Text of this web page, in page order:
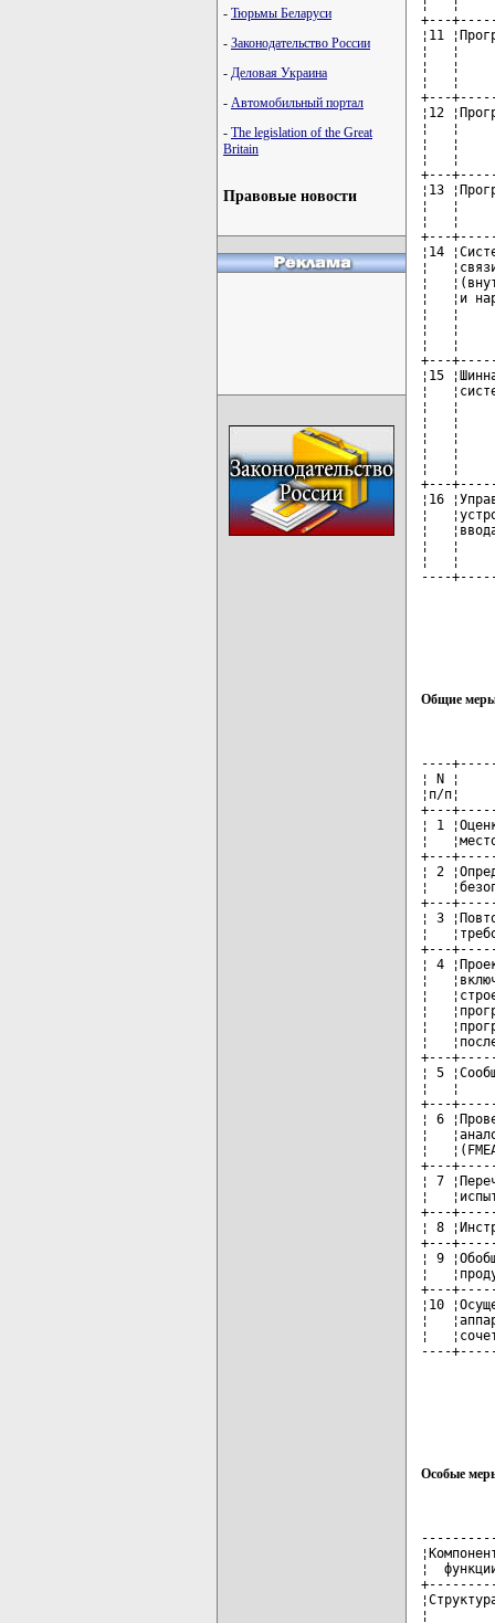
- Тюрьмы Беларуси
- Законодательство России
- Деловая Украина
- Автомобильный портал
- The legislation of the Great
Britain
Правовые новости
¦   ¦
+---
¦11
¦   ¦
¦   ¦
¦   ¦
+---
¦12
¦   ¦
¦   ¦
¦   ¦
+---
¦13
¦   ¦
¦   ¦
+---
¦14
¦
¦
¦   ¦и
¦   ¦
¦   ¦
¦   ¦
+---
¦15
¦
¦   ¦
¦   ¦
¦   ¦
¦   ¦
¦   ¦
+---
¦16
¦
¦
¦   ¦
¦   ¦
----
Общие меры
----
¦ N ¦
¦п/п¦
+---
¦ 1
¦
+---
¦ 2
¦
+---
¦ 3
¦
+---
¦ 4
¦
¦
¦
¦
¦
+---
¦ 5
¦   ¦
+---
¦ 6
¦
¦
+---
¦ 7
¦
+---
¦ 8
+---
¦ 9
¦
+---
¦10
¦
¦
----
Особые
¦
¦